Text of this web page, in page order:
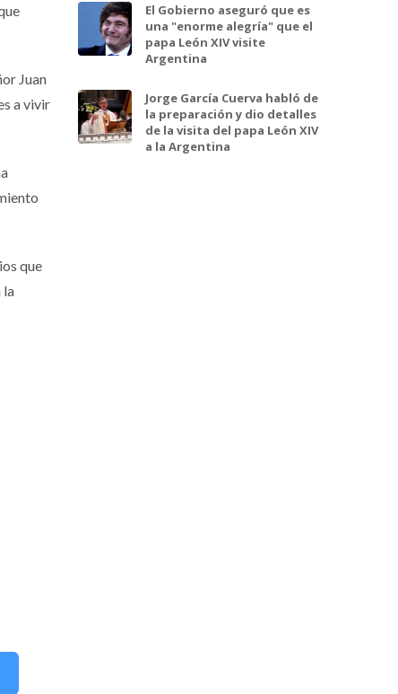
Juan
a vivir
que
la
El Gobierno aseguró que es
una "enorme alegría" que el
papa León XIV visite
Argentina
Jorge García Cuerva habló de
la preparación y dio detalles
de la visita del papa León XIV
a la Argentina